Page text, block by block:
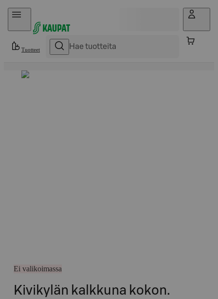
Hyppää sisältöön
Tuotteet
Ei valikoimassa
Kivikylän kalkkuna kokon.